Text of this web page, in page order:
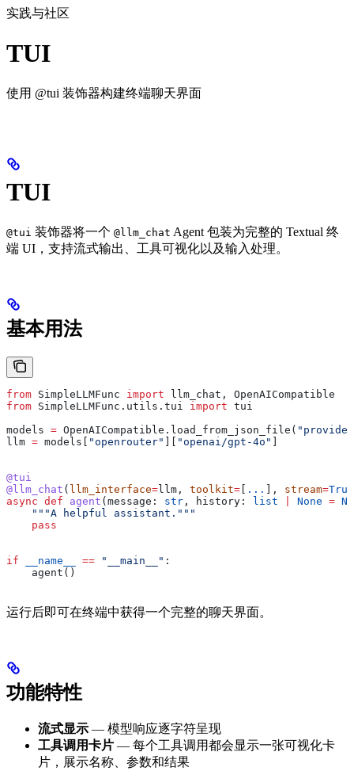
实践与社区
TUI
使用 @tui 装饰器构建终端聊天界面
TUI
@tui 装饰器将一个 @llm_chat Agent 包装为完整的 Textual 终
端 UI，支持流式输出、工具可视化以及输入处理。
基本用法
from SimpleLLMFunc import llm_chat, OpenAICompatible
from SimpleLLMFunc.utils.tui import tui
models = OpenAICompatible.load_from_json_file(
llm = models[ "openrouter" "openai/gpt-4o"
@tui
@llm_chat ( llm_interface=llm, toolkit= ... ], stream=True
async def agent ( message : str , history : list None =
    """A helpful assistant."""
    pass
if __name__ == "__main__" :
    agent()
运行后即可在终端中获得一个完整的聊天界面。
功能特性
流式显示 — 模型响应逐字符呈现
工具调用卡片 — 每个工具调用都会显示一张可视化卡
片，展示名称、参数和结果